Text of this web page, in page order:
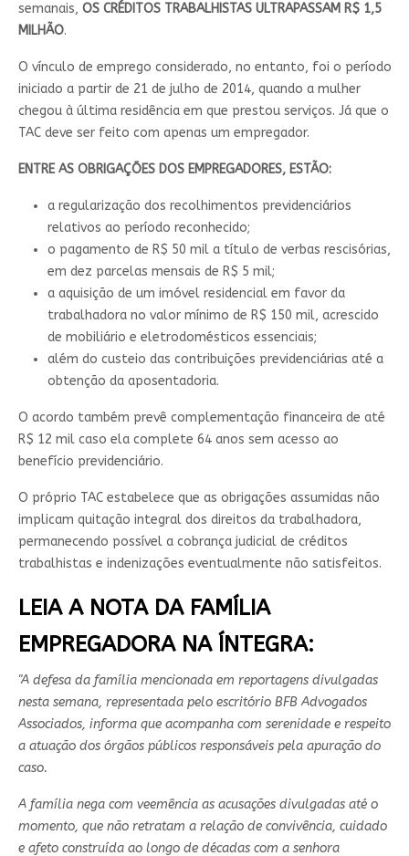
semanais, OS CRÉDITOS TRABALHISTAS ULTRAPASSAM R$ 1,5
MILHÃO.
O vínculo de emprego considerado, no entanto, foi o período
iniciado a partir de 21 de julho de 2014, quando a mulher
chegou à última residência em que prestou serviços. Já que o
TAC deve ser feito com apenas um empregador.
ENTRE AS OBRIGAÇÕES DOS EMPREGADORES, ESTÃO:
a regularização dos recolhimentos previdenciários
relativos ao período reconhecido;
o pagamento de R$ 50 mil a título de verbas rescisórias,
em dez parcelas mensais de R$ 5 mil;
a aquisição de um imóvel residencial em favor da
trabalhadora no valor mínimo de R$ 150 mil, acrescido
de mobiliário e eletrodomésticos essenciais;
além do custeio das contribuições previdenciárias até a
obtenção da aposentadoria.
O acordo também prevê complementação financeira de até
R$ 12 mil caso ela complete 64 anos sem acesso ao
benefício previdenciário.
O próprio TAC estabelece que as obrigações assumidas não
implicam quitação integral dos direitos da trabalhadora,
permanecendo possível a cobrança judicial de créditos
trabalhistas e indenizações eventualmente não satisfeitos.
LEIA A NOTA DA FAMÍLIA
EMPREGADORA NA ÍNTEGRA:
"A defesa da família mencionada em reportagens divulgadas
nesta semana, representada pelo escritório BFB Advogados
Associados, informa que acompanha com serenidade e respeito
a atuação dos órgãos públicos responsáveis pela apuração do
caso.
A família nega com veemência as acusações divulgadas até o
momento, que não retratam a relação de convivência, cuidado
e afeto construída ao longo de décadas com a senhora